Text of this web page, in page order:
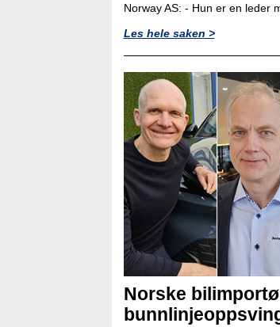
Norway AS: - Hun er en leder
Les hele saken >
Norske